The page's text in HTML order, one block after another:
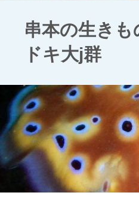
串本の生き
ドキ大j群